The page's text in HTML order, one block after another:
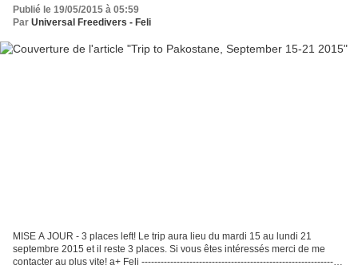
Publié le 19/05/2015 à 05:59
Par Universal Freedivers - Feli
MISE A JOUR - 3 places left! Le trip aura lieu du mardi 15 au lundi 21
septembre 2015 et il reste 3 places. Si vous êtes intéressés merci de me
contacter au plus vite! a+ Feli ---------------------------------------------------------------